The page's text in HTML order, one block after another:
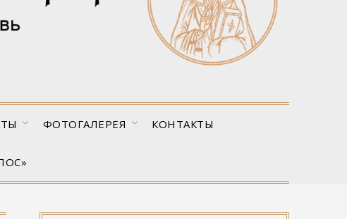
ФОТОГАЛЕРЕЯ КОНТАКТЫ